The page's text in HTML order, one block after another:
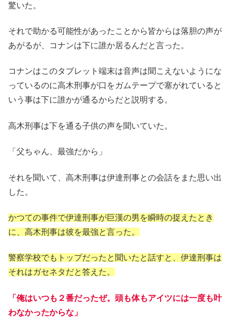
驚いた。
それで助かる可能性があったことから皆からは落胆の声が
あがるが、コナンは下に誰か居るんだと言った。
コナンはこのタブレット端末は音声は聞こえないようにな
っているのに高木刑事が口をガムテープで塞がれていると
いう事は下に誰かが通るからだと説明する。
高木刑事は下を通る子供の声を聞いていた。
「父ちゃん、最強だから」
それを聞いて、高木刑事は伊達刑事との会話をまた思い出
した。
かつての事件で伊達刑事が巨漢の男を瞬時の捉えたとき
に、高木刑事は彼を最強と言った。
警察学校でもトップだったと聞いたと話すと、伊達刑事は
それはガセネタだと答えた。
「俺はいつも２番だったぜ。頭も体もアイツには一度も叶
わなかったからな」